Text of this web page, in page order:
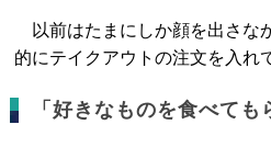
以前はたまにしか顔を出さな
的にテイクアウトの注文を入れ
「好きなものを食べても